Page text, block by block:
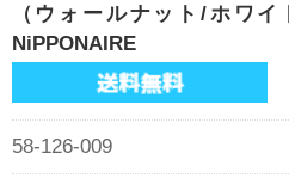
（ウォールナット/ホワ
NiPPONAIRE
58-126-009